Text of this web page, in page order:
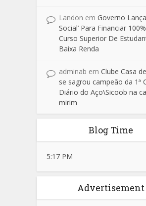
Landon em Governo Lança
Social’ Para Financiar
Curso Superior De
Baixa Renda
adminab em Clube Casa
se sagrou campeão da 1ª
Diário do Aço\Sicoob na
mirim
Blog Time
5:17 PM
Advertisement